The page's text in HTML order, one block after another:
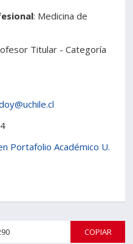
: Medicina de
Titular - Categoría
Portafolio Académico U.